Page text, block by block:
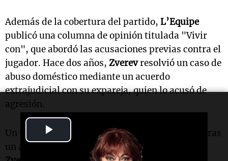
Video
Además de la cobertura del partido, L’Equipe
publicó una columna de opinión titulada "Vivir
con", que abordó las acusaciones previas contra el
jugador. Hace dos años, Zverevresolvió un caso de
abuso doméstico mediante un acuerdo
extrajudicial con su expareja, quien lo acusó de
agresión.
Un tribunal de distrito enBerlín
cerró el juicio tras
un acuerdo entre los fiscales y los abogados de